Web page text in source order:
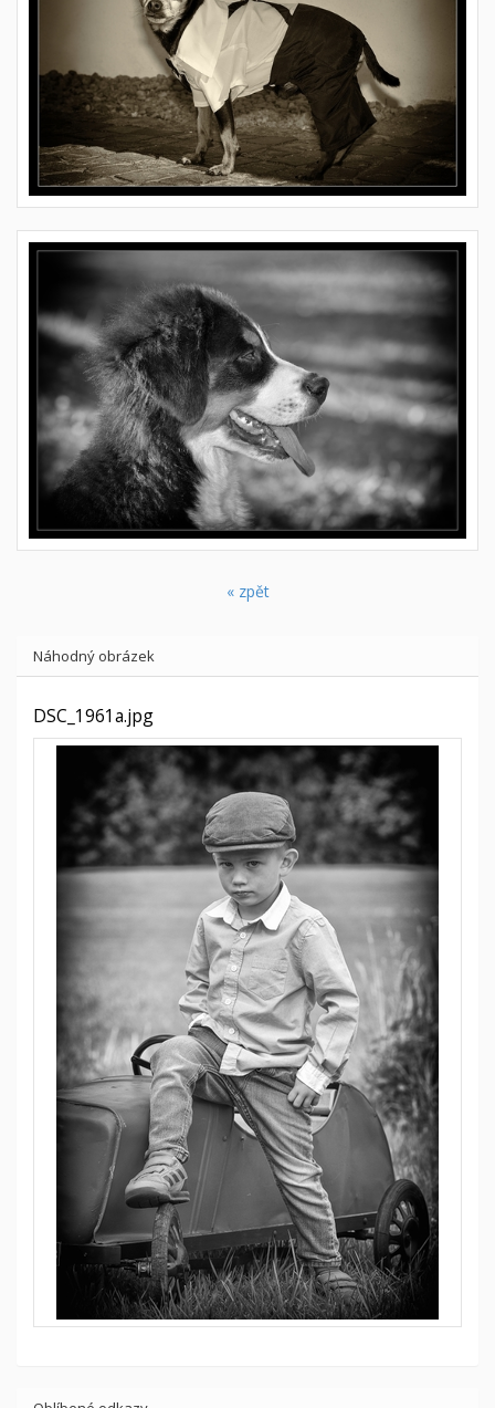
« zpět
Náhodný obrázek
DSC_1961a.jpg